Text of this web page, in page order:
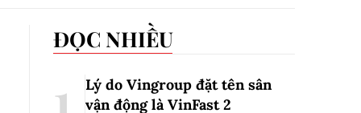
ĐỌC NHIỀU
Lý do Vingroup đặt tên sân
vận động là VinFast2